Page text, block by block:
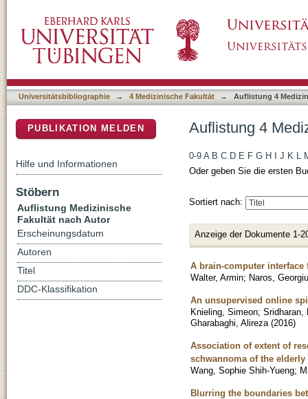
Universitätsbibliographie → 4 Medizinische Fakultät → Auflistung 4
Auflistung 4
0-9 A B C D E F G H J K L
Oder geben Sie die ersten
Sortiert nach:
Anzeige der Dokumente 1-
A brain-computer
Walter, Armin; Naros,
An unsupervised online
Knieling, Simeon; Sridharan,
Gharabaghi, Alireza (2016)
Association of extent of
schwannoma of the elderly
Wang, Sophie Shih-Yueng;
Blurring the boundaries
PUBLIKATION MELDEN
Hilfe und Informationen
Stöbern
Auflistung Medizinische
Fakultät nach Autor
Erscheinungsdatum
Autoren
Titel
DDC-Klassifikation